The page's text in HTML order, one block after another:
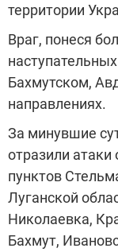
территории
Враг, понеся
Бахмутском,
направлениях.
За минувшие
отразили атаки
пунктов
Луганской
Николаевка,
Бахмут,